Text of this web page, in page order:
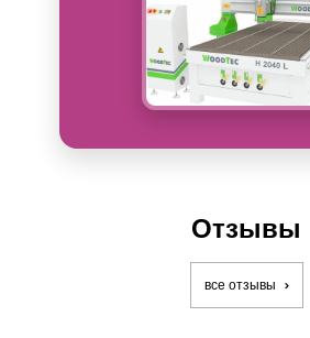
Отзывы
все отзывы